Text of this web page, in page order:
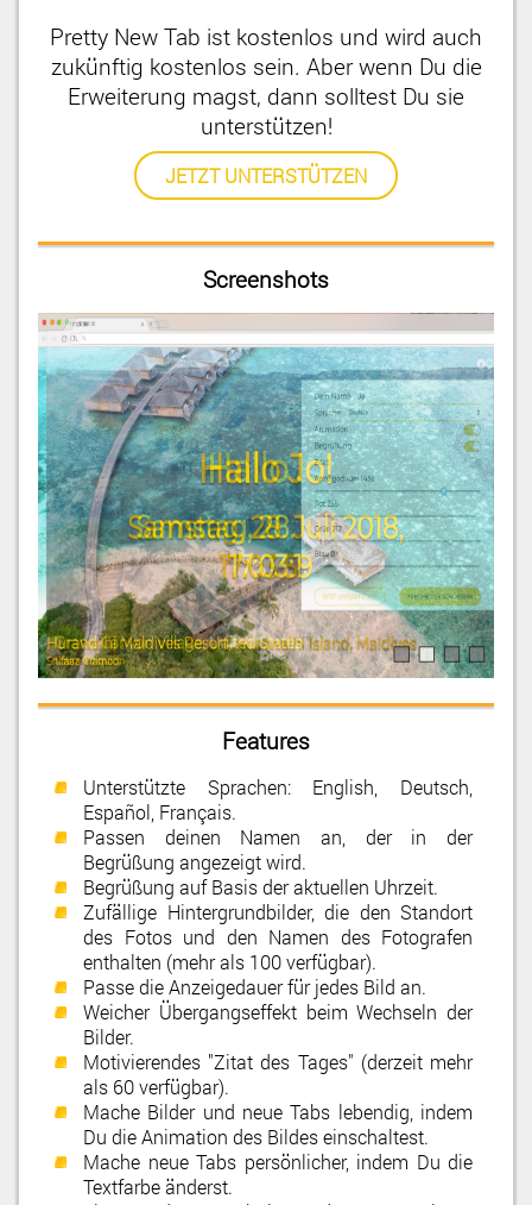
Pretty New Tab ist kostenlos und wird auch
zukünftig kostenlos sein. Aber wenn Du die
Erweiterung magst, dann solltest Du sie
unterstützen!
JETZT UNTERSTÜTZEN
Screenshots
Features
Unterstützte Sprachen: English, Deutsch,
Español, Français.
Passen deinen Namen an, der in der
Begrüßung angezeigt wird.
Begrüßung auf Basis der aktuellen Uhrzeit.
Zufällige Hintergrundbilder, die den Standort
des Fotos und den Namen des Fotografen
enthalten (mehr als 100 verfügbar).
Passe die Anzeigedauer für jedes Bild an.
Weicher Übergangseffekt beim Wechseln der
Bilder.
Motivierendes "Zitat des Tages" (derzeit mehr
als 60 verfügbar).
Mache Bilder und neue Tabs lebendig, indem
Du die Animation des Bildes einschaltest.
Mache neue Tabs persönlicher, indem Du die
Textfarbe änderst.